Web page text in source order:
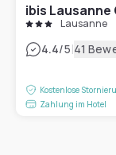
ibis Lausanne
Lausanne
4.4/5|41
Kostenlose
Zahlung im Hotel